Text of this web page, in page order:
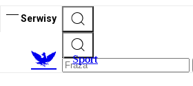
Serwisy
Sport